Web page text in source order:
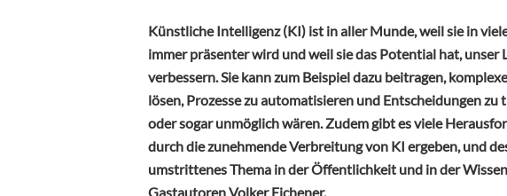
Künstliche Intelligenz (KI) ist in aller Munde, weil sie in
immer präsenter wird und weil sie das Potential hat, unser
verbessern. Sie kann zum Beispiel dazu beitragen,
lösen, Prozesse zu automatisieren und Entscheidungen
oder sogar unmöglich wären. Zudem gibt es viele
durch die zunehmende Verbreitung von KI ergeben, und
umstrittenes Thema in der Öffentlichkeit und in der
Gastautoren Volker Eichener.